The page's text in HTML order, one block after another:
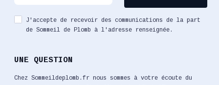
J'accepte de recevoir des communications de la part
de Sommeil de Plomb à l'adresse renseignée.
UNE QUESTION
Chez Sommeildeplomb.fr nous sommes à votre écoute du